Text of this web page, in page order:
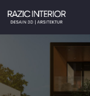
content